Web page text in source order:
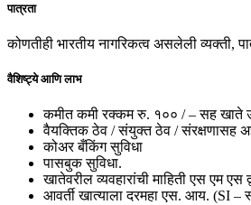
पात्रता
कोणतीही भारतीय नागरिकत्व असलेली
वैशिष्ट्ये आणि लाभ
कमीत कमी रक्कम रु. १०० / – सह खाते
वैयक्तिक ठेव / संयुक्त ठेव / संरक्षणासह
कोअर बँकिंग सुविधा
पासबुक सुविधा.
खातेवरील व्यवहारांची माहिती एस एम एस
आवर्ती खात्याला दरमहा एस. आय. (SI